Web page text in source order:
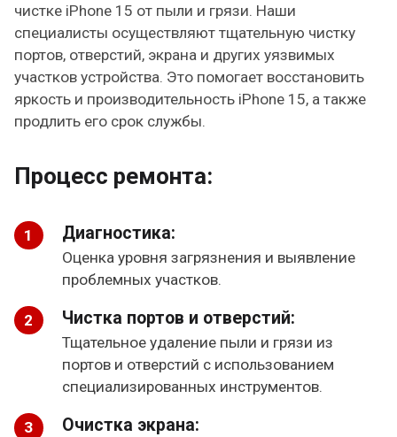
чистке iPhone 15 от пыли и грязи. Наши
специалисты осуществляют тщательную чистку
портов, отверстий, экрана и других уязвимых
участков устройства. Это помогает восстановить
яркость и производительность iPhone 15, а также
продлить его срок службы.
Процесс ремонта:
Диагностика:
Оценка уровня загрязнения и выявление
проблемных участков.
Чистка портов и отверстий:
Тщательное удаление пыли и грязи из
портов и отверстий с использованием
специализированных инструментов.
Очистка экрана: